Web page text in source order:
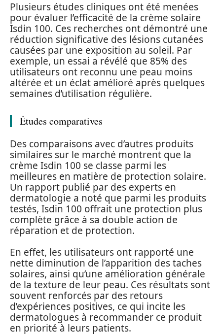
Plusieurs études cliniques ont été menées
pour évaluer l’efficacité de la crème solaire
Isdin 100. Ces recherches ont démontré une
réduction significative des lésions cutanées
causées par une exposition au soleil. Par
exemple, un essai a révélé que 85% des
utilisateurs ont reconnu une peau moins
altérée et un éclat amélioré après quelques
semaines d’utilisation régulière.
Études comparatives
Des comparaisons avec d’autres produits
similaires sur le marché montrent que la
crème Isdin 100 se classe parmi les
meilleures en matière de protection solaire.
Un rapport publié par des experts en
dermatologie a noté que parmi les produits
testés, Isdin 100 offrait une protection plus
complète grâce à sa double action de
réparation et de protection.
En effet, les utilisateurs ont rapporté une
nette diminution de l’apparition des taches
solaires, ainsi qu’une amélioration générale
de la texture de leur peau. Ces résultats sont
souvent renforcés par des retours
d’expériences positives, ce qui incite les
dermatologues à recommander ce produit
en priorité à leurs patients.